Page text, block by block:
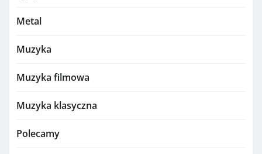
Metal
Muzyka
Muzyka filmowa
Muzyka klasyczna
Polecamy